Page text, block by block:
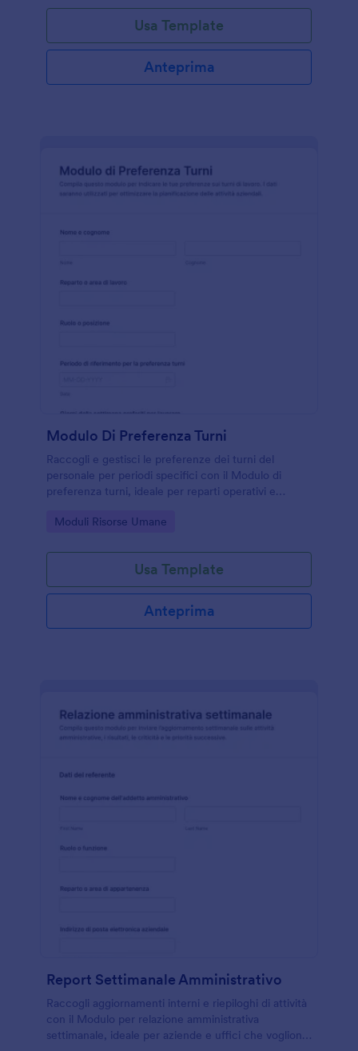
Usa Template
Anteprima
Modulo Di Preferenza Turni
Raccogli e gestisci le preferenze dei turni del
personale per periodi specifici con il Modulo di
preferenza turni, ideale per reparti operativi e
la raccolta dati con Jotform.
Go to Category:
Moduli Risorse Umane
Usa Template
Anteprima
Report Settimanale Amministrativo
Raccogli aggiornamenti interni e riepiloghi di attività
con il Modulo per relazione amministrativa
settimanale, ideale per aziende e uffici che vogliono